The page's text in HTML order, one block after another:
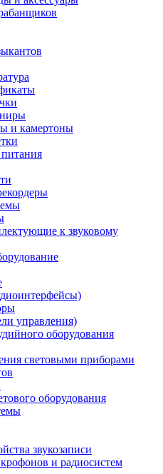
и камертоны
к звуковому
управления)
оборудования
световыми приборами
оборудования
звукозаписи
и радиосистем